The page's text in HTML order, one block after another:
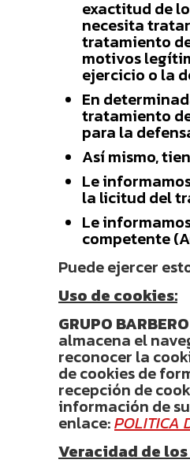
exactitud de
necesita
tratamiento
motivos
ejercicio o la
En
tratamiento
para la
Así mismo,
Le
la licitud del
Le
competente
Puede ejercer
Uso de cookies:
GRUPO BARBERO
almacena el
reconocer la
de cookies de
recepción de
información de
enlace:POLITICA
Veracidad de